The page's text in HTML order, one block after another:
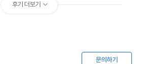
후기 더보기
문의하기